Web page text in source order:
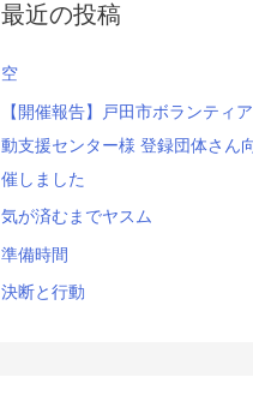
最近の投稿
空
【開催報告】戸田市ボランティ
動支援センター様 登録団体さん
催しました
気が済むまでヤスム
準備時間
決断と行動